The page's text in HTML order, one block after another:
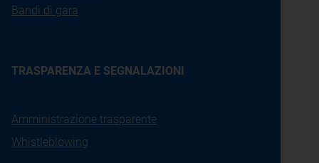
Bandi di gara
TRASPARENZA E SEGNALAZIONI
Amministrazione trasparente
Whistleblowing